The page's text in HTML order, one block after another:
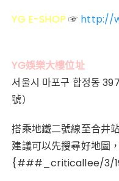
YG E-SHOP ☞ http://
YG娛樂大樓位址
서울시 마포구 합정동
號）
搭乘地鐵二號線至合井
建議可以先搜尋好地圖
{###_criticallee/3/